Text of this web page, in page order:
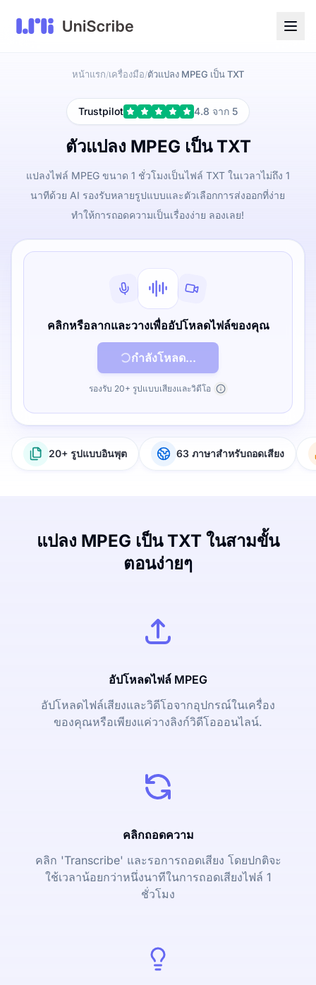
หน้าแรก/เครื่องมือ/ตัวแปลง MPEG เป็น TXT
Trustpilot 4.8 จาก 5
ตัวแปลง MPEG เป็น TXT
แปลงไฟล์ MPEG ขนาด 1 ชั่วโมงเป็นไฟล์ TXT ในเวลาไม่ถึง 1
นาทีด้วย AI รองรับหลายรูปแบบและตัวเลือกการส่งออกที่ง่าย
ทำให้การถอดความเป็นเรื่องง่าย ลองเลย!
คลิกหรือลากและวางเพื่ออัปโหลดไฟล์ของคุณ
กำลังโหลด...
รองรับ 20+ รูปแบบเสียงและวิดีโอ
20+ รูปแบบอินพุต 63 ภาษาสำหรับถอดเสียง
แปลง MPEG เป็น TXT ในสามขั้น
ตอนง่ายๆ
อัปโหลดไฟล์ MPEG
อัปโหลดไฟล์เสียงและวิดีโอจากอุปกรณ์ในเครื่อง
ของคุณหรือเพียงแค่วางลิงก์วิดีโอออนไลน์.
คลิกถอดความ
คลิก 'Transcribe' และรอการถอดเสียง โดยปกติจะ
ใช้เวลาน้อยกว่าหนึ่งนาทีในการถอดเสียงไฟล์ 1
ชั่วโมง